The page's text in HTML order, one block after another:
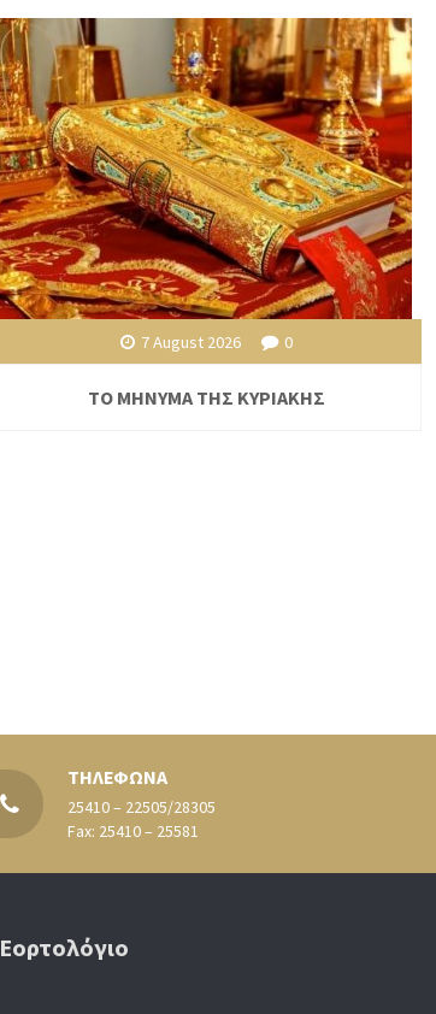
7 August 2026 0
ΤΟ ΜΗΝΥΜΑ ΤΗΣ ΚΥΡΙΑΚΗΣ
ΤΗΛΕΦΩΝΑ
25410 – 22505/28305
Fax: 25410 – 25581
Εορτολόγιο